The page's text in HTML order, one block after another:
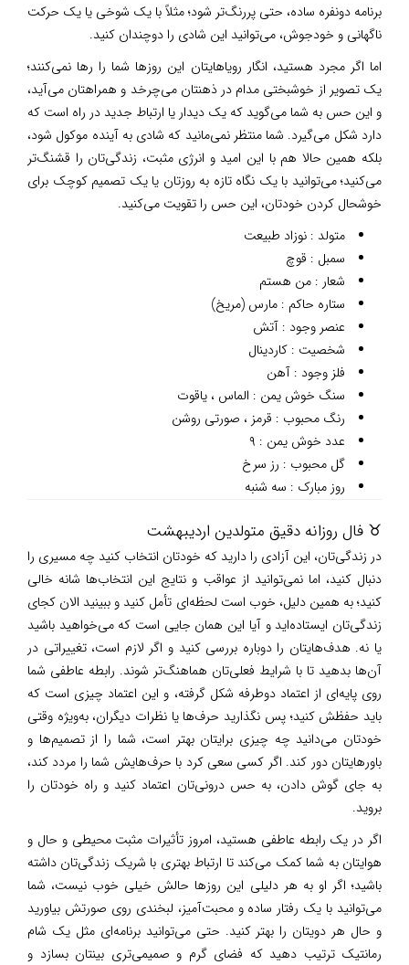
برنامه دونفره ساده، حتی پررنگ‌تر شود؛ مثلاً با یک شوخی یا یک حرکت
ناگهانی و خودجوش، می‌توانید این شادی را دوچندان کنید.
اما اگر مجرد هستید، انگار رویاهایتان این روزها شما را رها نمی‌کنند؛
یک تصویر از خوشبختی مدام در ذهنتان می‌چرخد و همراهتان می‌آید،
و این حس به شما می‌گوید که یک دیدار یا ارتباط جدید در راه است که
دارد شکل می‌گیرد. شما منتظر نمی‌مانید که شادی به آینده موکول شود،
بلکه همین حالا هم با این امید و انرژی مثبت، زندگی‌تان را قشنگ‌تر
می‌کنید؛ می‌توانید با یک نگاه تازه به روزتان یا یک تصمیم کوچک برای
خوشحال کردن خودتان، این حس را تقویت می‌کنید.
متولد : نوزاد طبیعت
سمبل : قوچ
شعار : من هستم
ستاره حاکم : مارس (مریخ)
عنصر وجود : آتش
شخصیت : کاردینال
فلز وجود : آهن
سنگ خوش یمن : الماس ، یاقوت
رنگ محبوب : قرمز ، صورتی روشن
عدد خوش یمن : ۹
گل محبوب : رز سرخ
روز مبارک : سه شنبه
♉ فال روزانه دقیق متولدین اردیبهشت
در زندگی‌تان، این آزادی را دارید که خودتان انتخاب کنید چه مسیری را
دنبال کنید، اما نمی‌توانید از عواقب و نتایج این انتخاب‌ها شانه خالی
کنید؛ به همین دلیل، خوب است لحظه‌ای تأمل کنید و ببینید الان کجای
زندگی‌تان ایستاده‌اید و آیا این همان جایی است که می‌خواهید باشید
یا نه. هدف‌هایتان را دوباره بررسی کنید و اگر لازم است، تغییراتی در
آن‌ها بدهید تا با شرایط فعلی‌تان هماهنگ‌تر شوند. رابطه عاطفی شما
روی پایه‌ای از اعتماد دوطرفه شکل گرفته، و این اعتماد چیزی است که
باید حفظش کنید؛ پس نگذارید حرف‌ها یا نظرات دیگران، به‌ویژه وقتی
خودتان می‌دانید چه چیزی برایتان بهتر است، شما را از تصمیم‌ها و
باورهایتان دور کند. اگر کسی سعی کرد با حرف‌هایش شما را مردد کند،
به جای گوش دادن، به حس درونی‌تان اعتماد کنید و راه خودتان را
بروید.
اگر در یک رابطه عاطفی هستید، امروز تأثیرات مثبت محیطی و حال و
هوایتان به شما کمک می‌کند تا ارتباط بهتری با شریک زندگی‌تان داشته
باشید؛ اگر او به هر دلیلی این روزها حالش خیلی خوب نیست، شما
می‌توانید با یک رفتار ساده و محبت‌آمیز، لبخندی روی صورتش بیاورید
و حال هر دویتان را بهتر کنید. حتی می‌توانید برنامه‌ای مثل یک شام
رمانتیک ترتیب دهید که فضای گرم و صمیمی‌تری بینتان بسازد و